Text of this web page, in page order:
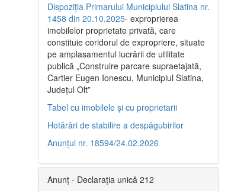
Dispoziția Primarului Municipiului Slatina nr.
1458 din 20.10.2025- exproprierea
imobilelor proprietate privată, care
constituie coridorul de expropriere, situate
pe amplasamentul lucrării de utilitate
publică „Construire parcare supraetajată,
Cartier Eugen Ionescu, Municipiul Slatina,
Județul Olt”
Tabel cu imobilele și cu proprietarii
Hotărâri de stabilire a despăgubirilor
Anunțul nr. 18594/24.02.2026
Anunț - Declarația unică 212